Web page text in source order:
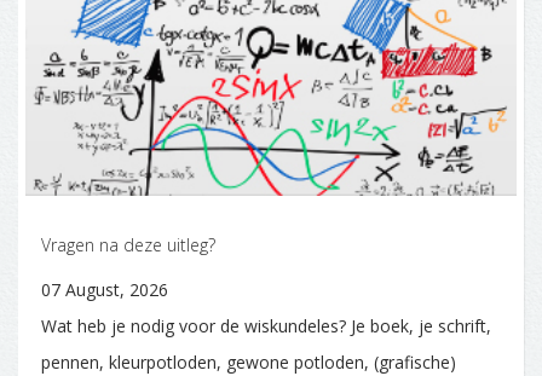
Vragen na deze uitleg?
07 August, 2026
Wat heb je nodig voor de wiskundeles? Je boek, je schrift,
pennen, kleurpotloden, gewone potloden, (grafische)